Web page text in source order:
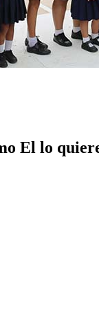
El lo